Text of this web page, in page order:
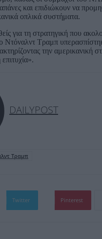
και επιδιώκουν να
οπλικά συστήματα.
για τη στρατηγική που
Ντόναλντ Τραμπ
την αμερικανική
DAILYPOST
Τραμπ
Twitter Pinterest